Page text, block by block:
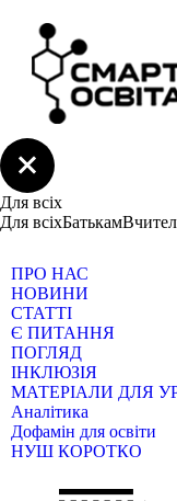
Для всіх
Для всіхБатькам
ПРО НАС
НОВИНИ
СТАТТІ
Є ПИТАННЯ
ПОГЛЯД
ІНКЛЮЗІЯ
МАТЕРІАЛИ ДЛЯ
Аналітика
Дофамін для освіти
НУШ КОРОТКО